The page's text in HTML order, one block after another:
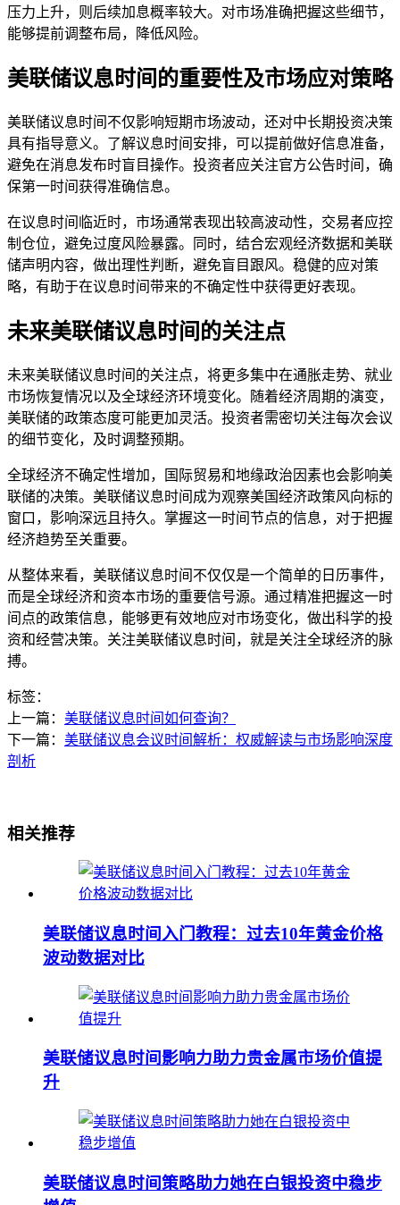
压力上升，则后续加息概率较大。对市场准确把握这些细节，
能够提前调整布局，降低风险。
美联储议息时间的重要性及市场应对策略
美联储议息时间不仅影响短期市场波动，还对中长期投资决策
具有指导意义。了解议息时间安排，可以提前做好信息准备，
避免在消息发布时盲目操作。投资者应关注官方公告时间，确
保第一时间获得准确信息。
在议息时间临近时，市场通常表现出较高波动性，交易者应控
制仓位，避免过度风险暴露。同时，结合宏观经济数据和美联
储声明内容，做出理性判断，避免盲目跟风。稳健的应对策
略，有助于在议息时间带来的不确定性中获得更好表现。
未来美联储议息时间的关注点
未来美联储议息时间的关注点，将更多集中在通胀走势、就业
市场恢复情况以及全球经济环境变化。随着经济周期的演变，
美联储的政策态度可能更加灵活。投资者需密切关注每次会议
的细节变化，及时调整预期。
全球经济不确定性增加，国际贸易和地缘政治因素也会影响美
联储的决策。美联储议息时间成为观察美国经济政策风向标的
窗口，影响深远且持久。掌握这一时间节点的信息，对于把握
经济趋势至关重要。
从整体来看，美联储议息时间不仅仅是一个简单的日历事件，
而是全球经济和资本市场的重要信号源。通过精准把握这一时
间点的政策信息，能够更有效地应对市场变化，做出科学的投
资和经营决策。关注美联储议息时间，就是关注全球经济的脉
搏。
标签：
上一篇： 美联储议息时间如何查询？
下一篇： 美联储议息会议时间解析：权威解读与市场影响深度
剖析
相关推荐
美联储议息时间入门教程：过去10年黄金价格
波动数据对比
美联储议息时间影响力助力贵金属市场价值提
升
美联储议息时间策略助力她在白银投资中稳步